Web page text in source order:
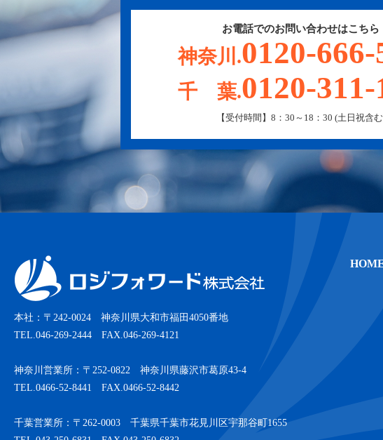
お電話でのお問い合わせはこちら
神奈川.0120-666-
千 葉.0120-311-
【受付時間】8：30～18：30 (土日祝含
本社：〒242-0024 神奈川県大和市福田4050番地
TEL.046-269-2444 FAX.046-269-4121
神奈川営業所：〒252-0822 神奈川県藤沢市葛原43-4
TEL.0466-52-8441 FAX.0466-52-8442
千葉営業所：〒262-0003 千葉県千葉市花見川区宇那谷町1655